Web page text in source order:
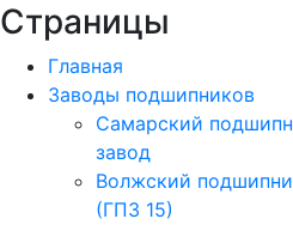
Страницы
Главная
Заводы подшипников
Cамарский
завод
Волжский
(ГПЗ 15)